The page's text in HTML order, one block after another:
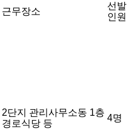
근무장소
선발
인원
2단지 관리사무소동 1층
경로식당 등
4명